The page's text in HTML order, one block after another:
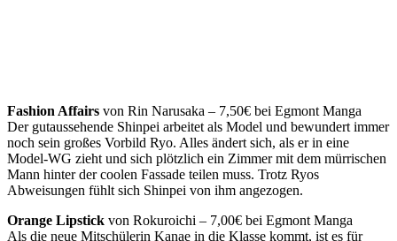
Fashion Affairs von Rin Narusaka – 7,50€ bei Egmont Manga
Der gutaussehende Shinpei arbeitet als Model und bewundert immer
noch sein großes Vorbild Ryo. Alles ändert sich, als er in eine
Model-WG zieht und sich plötzlich ein Zimmer mit dem mürrischen
Mann hinter der coolen Fassade teilen muss. Trotz Ryos
Abweisungen fühlt sich Shinpei von ihm angezogen.
Orange Lipstick von Rokuroichi – 7,00€ bei Egmont Manga
Als die neue Mitschülerin Kanae in die Klasse kommt, ist es für